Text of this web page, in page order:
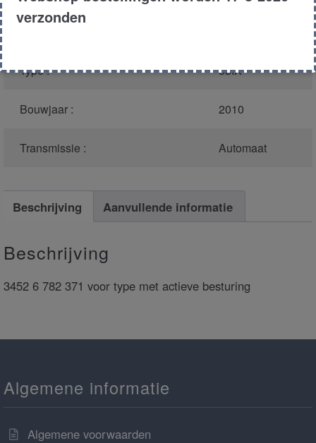
Type : 35IX
Bouwjaar : 2010
Transmissie : Automaat
Beschrijving Aanvullende informatie
Beschrijving
3452 6 782 371 voor type met actieve besturing
Algemene informatie
Algemene voorwaarden
verzonden